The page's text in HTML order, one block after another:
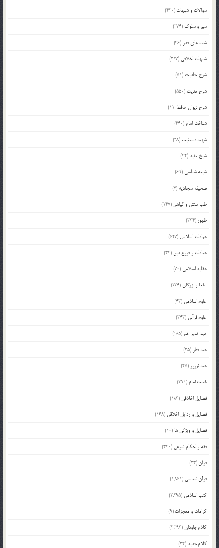
سوالات و شبهات (420)
سیر و سلوک (274)
شب های قدر (46)
شبهات اخلاقی (217)
شرح احادیث (51)
شرح حدیث (550)
شرح دیوان حافظ (11)
شناخت امام (440)
شهید دستغیب(38)
شیخ مفید(42)
شیعه شناسی (69)
صحیفه سجادیه (4)
طب سنتی و گیاهی (147)
ظهور (334)
عبادات اسلامی (627)
عبادات و فروع دین (34)
عقاید اسلامی (70)
علما و بزرگان(224)
علوم اسلامی (43)
علوم قرآنی (343)
عید غدیر خم(185)
عید فطر (35)
عید نوروز (45)
غیبت امام (291)
فضایل اخلاقی (183)
فضایل و رذایل اخلاقی (168)
فضایل و ویژگی ها (10)
فقه و احکام شرعی (340)
قرآن(23)
قرآن شناسی (1,861)
کتب اسلامی (2,295)
کرامات و معجزات (9)
کلام جاودان(2,293)
کلام جدید(34)